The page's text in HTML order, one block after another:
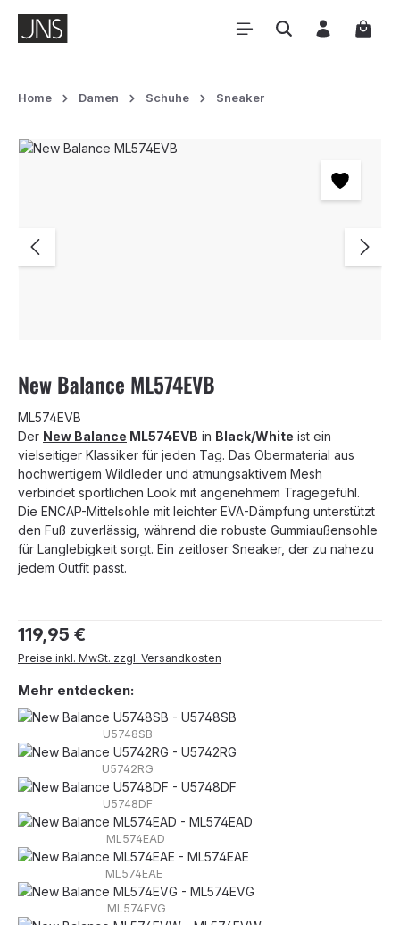
Zum Hauptinhalt springen
Home Damen Schuhe Sneaker
Bildergalerie überspringen
New Balance ML574EVB
ML574EVB
Der New Balance ML574EVB in Black/White ist ein
vielseitiger Klassiker für jeden Tag. Das Obermaterial aus
hochwertigem Wildleder und atmungsaktivem Mesh
verbindet sportlichen Look mit angenehmem Tragegefühl.
Die ENCAP-Mittelsohle mit leichter EVA-Dämpfung unterstützt
den Fuß zuverlässig, während die robuste Gummiaußensohle
für Langlebigkeit sorgt. Ein zeitloser Sneaker, der zu nahezu
jedem Outfit passt.
Regulärer Preis:
119,95 €
Preise inkl. MwSt. zzgl. Versandkosten
Mehr entdecken:
U5748SB
U5742RG
U5748DF
ML574EAD
ML574EAE
ML574EVG